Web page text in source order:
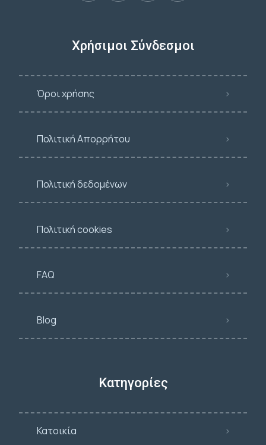
Χρήσιμοι Σύνδεσμοι
Όροι χρήσης
Πολιτική Απορρήτου
Πολιτική δεδομένων
Πολιτική cookies
FAQ
Blog
Κατηγορίες
Κατοικία